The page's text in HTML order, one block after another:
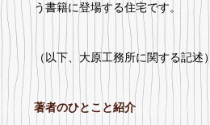
う書籍に登場する住宅です。
（以下、大原工務所に関する記述
著者のひとこと紹介